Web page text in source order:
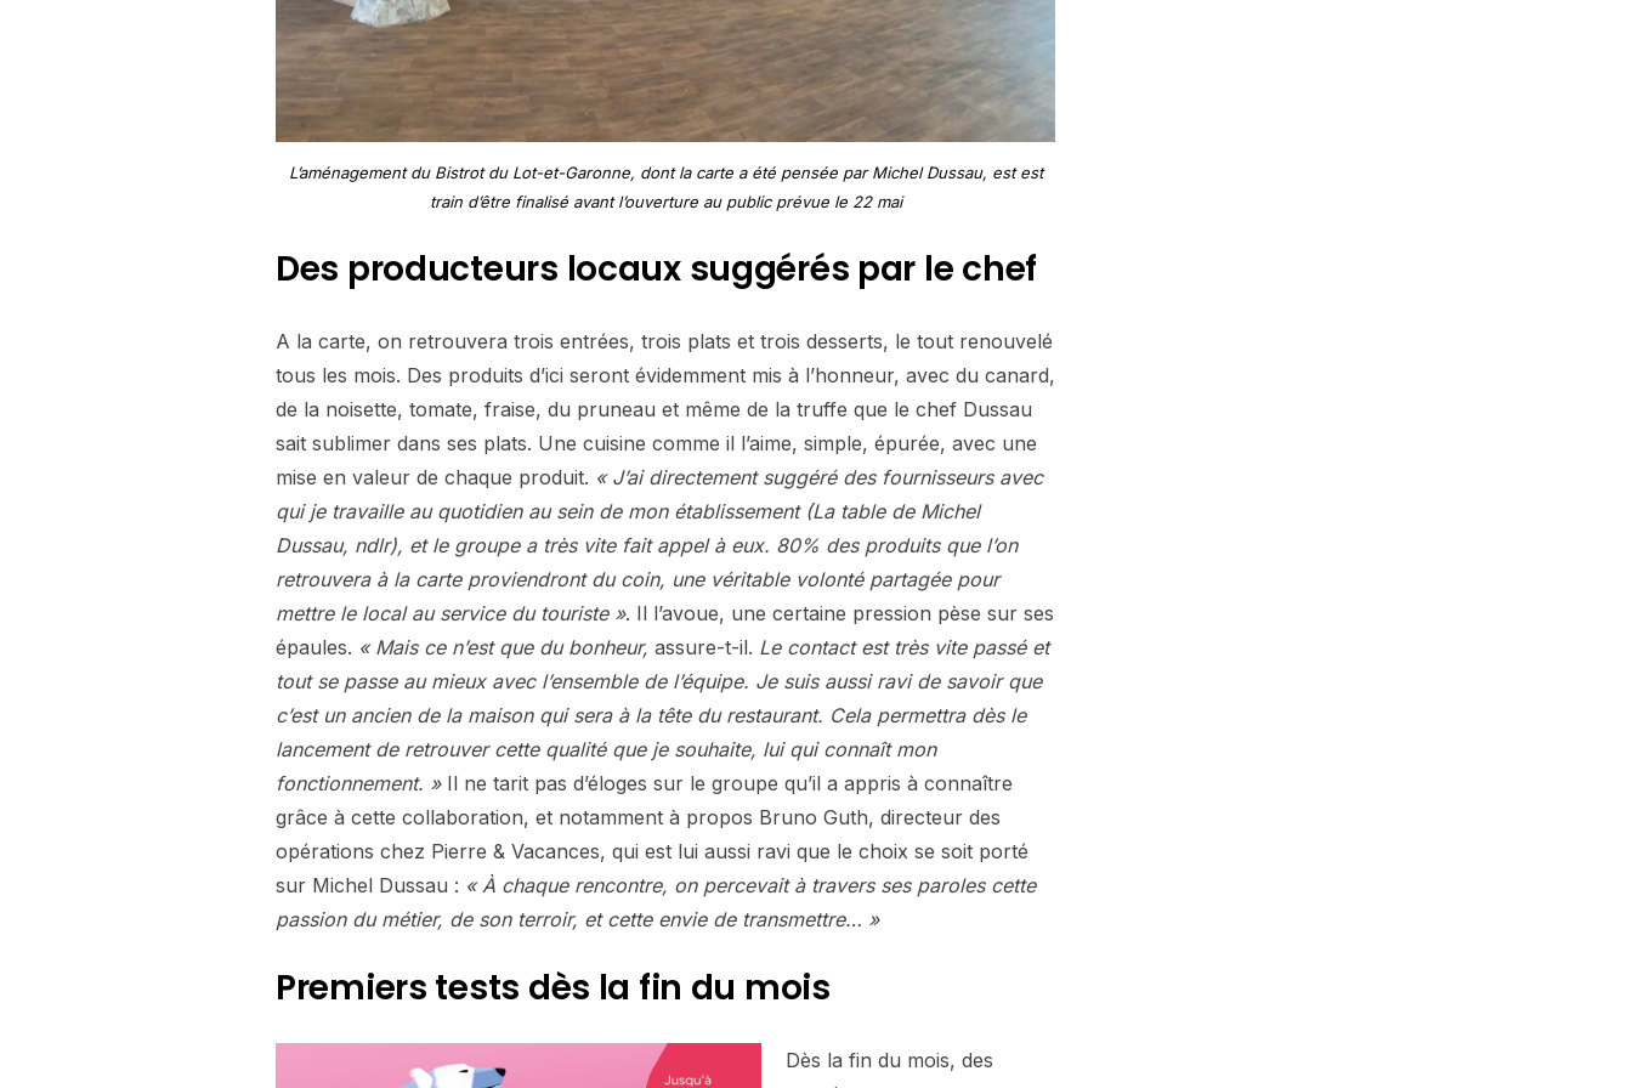
L’aménagement du Bistrot du Lot-et-Garonne, dont la carte a été pensée par Michel Dussau, est est
train d’être finalisé avant l’ouverture au public prévue le 22 mai
Des producteurs locaux suggérés par le chef
A la carte, on retrouvera trois entrées, trois plats et trois desserts, le tout renouvelé
tous les mois. Des produits d’ici seront évidemment mis à l’honneur, avec du canard,
de la noisette, tomate, fraise, du pruneau et même de la truffe que le chef Dussau
sait sublimer dans ses plats. Une cuisine comme il l’aime, simple, épurée, avec une
mise en valeur de chaque produit. « J’ai directement suggéré des fournisseurs avec
qui je travaille au quotidien au sein de mon établissement (La table de Michel
Dussau, ndlr), et le groupe a très vite fait appel à eux. 80% des produits que l’on
retrouvera à la carte proviendront du coin, une véritable volonté partagée pour
mettre le local au service du touriste ». Il l’avoue, une certaine pression pèse sur ses
épaules. « Mais ce n’est que du bonheur, assure-t-il. Le contact est très vite passé et
tout se passe au mieux avec l’ensemble de l’équipe. Je suis aussi ravi de savoir que
c’est un ancien de la maison qui sera à la tête du restaurant. Cela permettra dès le
lancement de retrouver cette qualité que je souhaite, lui qui connaît mon
fonctionnement. » Il ne tarit pas d’éloges sur le groupe qu’il a appris à connaître
grâce à cette collaboration, et notamment à propos Bruno Guth, directeur des
opérations chez Pierre & Vacances, qui est lui aussi ravi que le choix se soit porté
sur Michel Dussau : « À chaque rencontre, on percevait à travers ses paroles cette
passion du métier, de son terroir, et cette envie de transmettre… »
Premiers tests dès la fin du mois
Dès la fin du mois, des